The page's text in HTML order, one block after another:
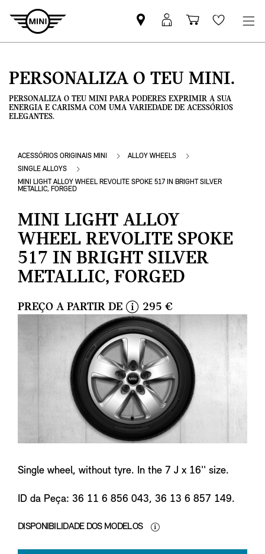
Pesquisar
parceiro
Iniciar
sessão
Carrinho
de
Wishlist
PERSONALIZA O TEU MINI.
PERSONALIZA O TEU MINI PARA PODERES EXPRIMIR A SUA
ENERGIA E CARISMA COM UMA VARIEDADE DE ACESSÓRIOS
ELEGANTES.
ACESSÓRIOS ORIGINAIS MINI
ALLOY WHEELS
SINGLE ALLOYS
MINI LIGHT ALLOY WHEEL REVOLITE SPOKE 517 IN BRIGHT SILVER
METALLIC, FORGED
MINI LIGHT ALLOY
WHEEL REVOLITE SPOKE
517 IN BRIGHT SILVER
METALLIC, FORGED
PREÇO A PARTIR DE
i
n
f
o
295 €
Single wheel, without tyre. In the 7 J x 16'' size.
ID da Peça: 36 11 6 856 043, 36 13 6 857 149.
DISPONIBILIDADE DOS MODELOS